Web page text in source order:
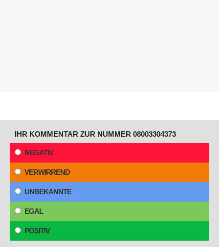
IHR KOMMENTAR ZUR NUMMER 08003304373
NEGATIV
VERWIRREND
UNBEKANNTE
EGAL
POSITIV